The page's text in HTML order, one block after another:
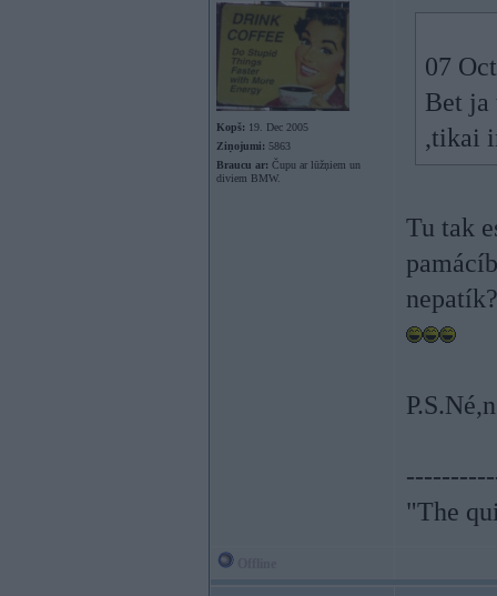
Kopš: 19. Dec 2005
Ziņojumi: 5863
Braucu ar: Čupu ar lūžņiem un
diviem BMW.
07
Bet ja
,tikai
Tu tak
"The